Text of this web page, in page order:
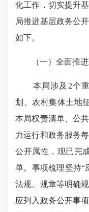
化工作，切实提升
局推进基层政务公
如下。
（一）全面推
本局涉及 2个
划、农村集体土地
本局权责清单、公
力运行和政务服务
公开属性，现已完
单。事项梳理坚持“
法规、规章等明确
应列入政务公开事